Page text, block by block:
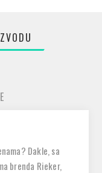
Dakle, sa
brenda Rieker,